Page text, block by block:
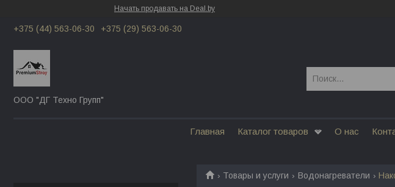
Начать продавать на Deal.by
+375 (44) 563-06-30 +375 (29) 563-06-30
ООО "ДГ Техно Групп"
Главная Каталог товаров О нас
Товары и услуги Водонагреватели